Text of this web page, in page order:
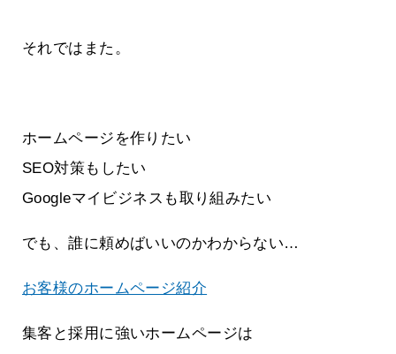
それではまた。
ホームページを作りたい
SEO対策もしたい
Googleマイビジネスも取り組みたい
でも、誰に頼めばいいのかわからない…
お客様のホームページ紹介
集客と採用に強いホームページは